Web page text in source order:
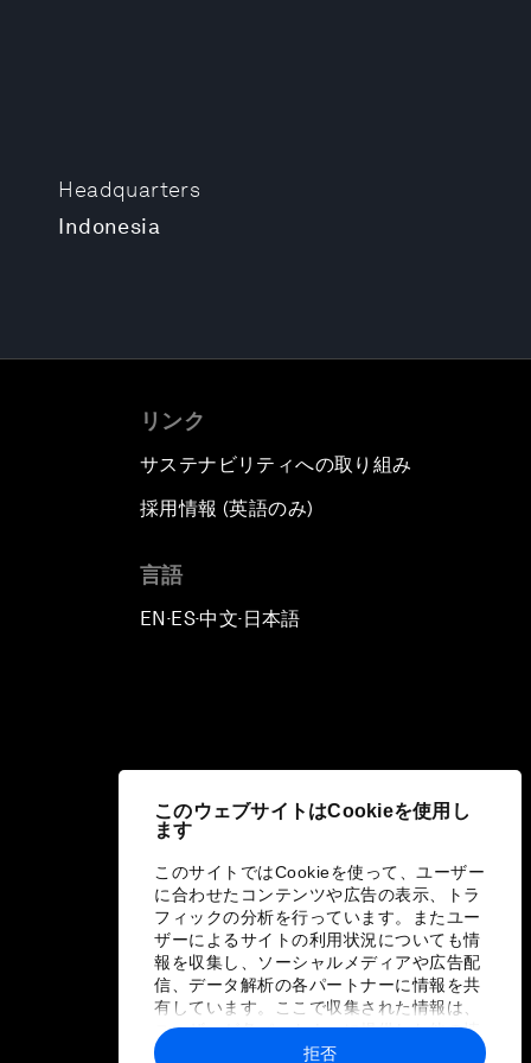
このウェブサイトはCookieを使用し
ます
このサイトではCookieを使って、ユーザー
に合わせたコンテンツや広告の表示、トラ
フィックの分析を行っています。またユー
ザーによるサイトの利用状況についても情
報を収集し、ソーシャルメディアや広告配
信、データ解析の各パートナーに情報を共
有しています。ここで収集された情報は、
ユーザーが各パートナーに提供した他の情
報や各パートナーのサービスを使用した際
拒否
Headquarters
Indonesia
リンク
サステナビリティへの取り組み
採用情報 (英語のみ)
言語
EN ▪ES▪中文▪ 日本語